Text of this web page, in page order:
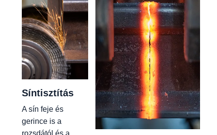
Síntisztítás
A sín feje és
gerince is a